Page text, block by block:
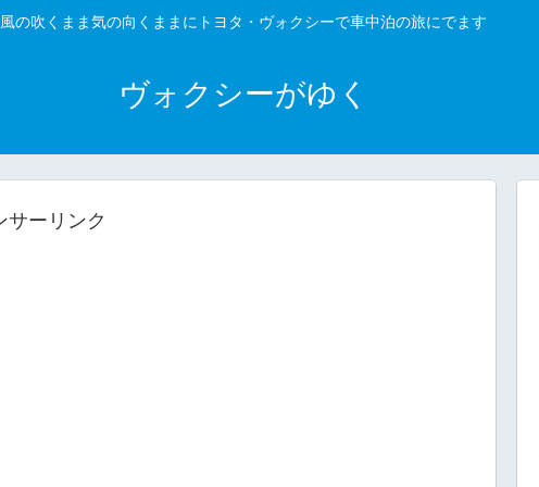
風の吹くまま気の向くままにトヨタ・ヴォクシーで車中泊の旅にでます
ヴォクシーがゆく
サーリンク